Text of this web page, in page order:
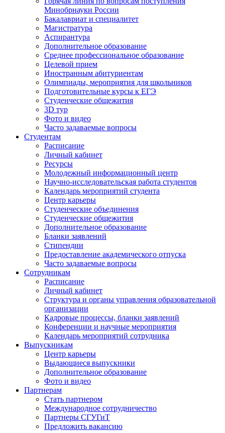
Минобрнауки России
Бакалавриат и специалитет
Магистратура
Аспирантура
Дополнительное образование
Среднее профессиональное образование
Целевой прием
Иностранным абитуриентам
Олимпиады, мероприятия для школьников
Подготовительные курсы к ЕГЭ
Студенческие общежития
3D тур
Фото и видео
Часто задаваемые вопросы
Студентам
Расписание
Личный кабинет
Ресурсы
Молодежный информационный центр
Научно-исследовательская работа студентов
Календарь мероприятий студента
Центр карьеры
Студенческие объединения
Студенческие общежития
Дополнительное образование
Бланки заявлений
Стипендии
Предоставление академического отпуска
Часто задаваемые вопросы
Сотрудникам
Расписание
Личный кабинет
Структура и органы управления образовательной
организации
Кадровые процессы, бланки заявлений
Конференции и научные мероприятия
Календарь мероприятий сотрудника
Выпускникам
Центр карьеры
Выдающиеся выпускники
Дополнительное образование
Фото и видео
Партнерам
Стать партнером
Международное сотрудничество
Партнеры СГУГиТ
Предложить вакансию